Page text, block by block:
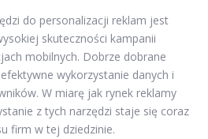
do personalizacji reklam jest
skuteczności kampanii
mobilnych. Dobrze dobrane
wykorzystanie danych i
W miarę jak rynek reklamy
z tych narzędzi staje się coraz
firm w tej dziedzinie.